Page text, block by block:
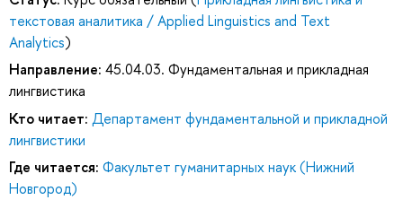
текстовая аналитика / Applied Linguistics and Text
Analytics)
Направление: 45.04.03. Фундаментальная и прикладная
лингвистика
Кто читает: Департамент фундаментальной и прикладной
лингвистики
Где читается: Факультет гуманитарных наук (Нижний
Новгород)